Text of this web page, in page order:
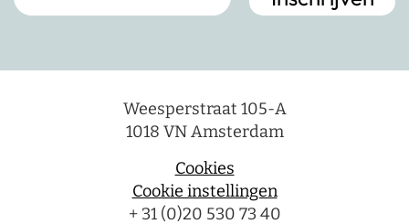
Weesperstraat 105-A
1018 VN Amsterdam
Cookies
Cookie instellingen
+ 31 (0)20 530 73 40